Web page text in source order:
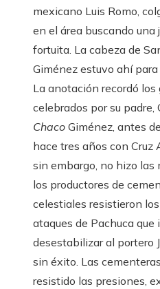
mexicano Luis Romo,
en el área buscando una
fortuita. La cabeza de
Giménez estuvo ahí para
La anotación recordó los
celebrados por su padre,
Chaco Giménez, antes
hace tres años con Cruz
sin embargo, no hizo las
los productores de
celestiales resistieron
ataques de Pachuca que
desestabilizar al portero
sin éxito. Las
resistido las presiones,